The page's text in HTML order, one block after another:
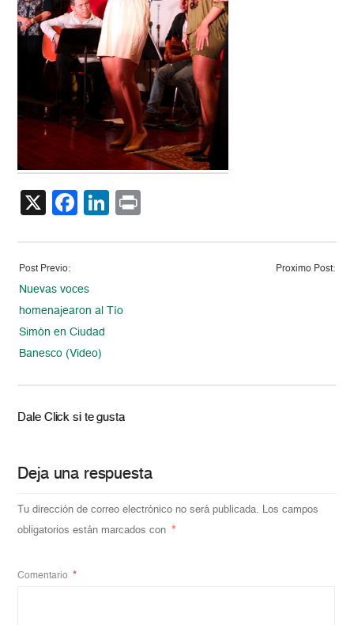
X Facebook
LinkedIn
Post Previo:
Nuevas voces
homenajearon al Tío
Simón en Ciudad
Banesco (Video)
Proximo Post:
Dale Click si te gusta
Deja una respuesta
Tu dirección de correo electrónico no será publicada. Los campos
obligatorios están marcados con
*
Comentario *